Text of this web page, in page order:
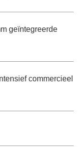
geïntegreerde
commercieel